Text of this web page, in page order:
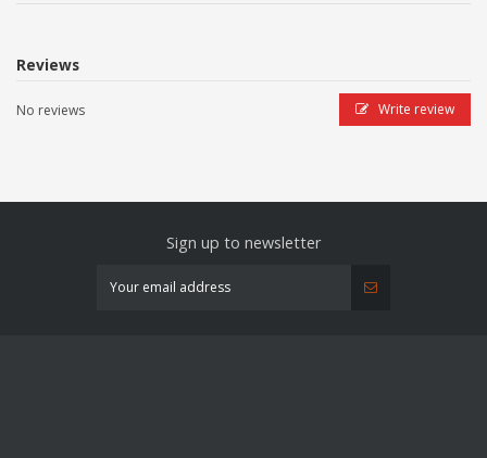
Reviews
No reviews Write review
Sign up to newsletter